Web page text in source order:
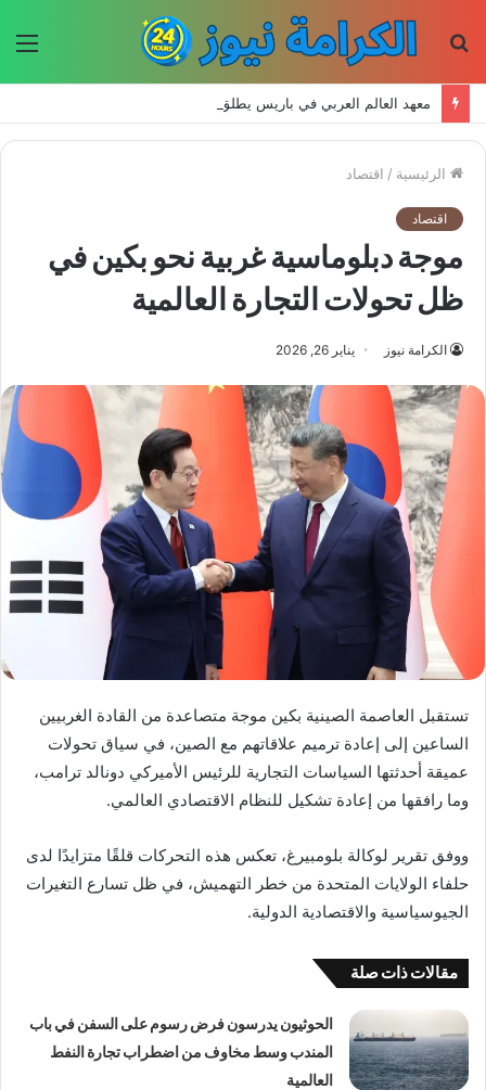
الرئيسية / اقتصاد
اقتصاد
موجة دبلوماسية غربية نحو بكين في
ظل تحولات التجارة العالمية
الكرامة نيوز يناير 26, 2026
تستقبل العاصمة الصينية بكين موجة متصاعدة من القادة الغربيين
الساعين إلى إعادة ترميم علاقاتهم مع الصين، في سياق تحولات
عميقة أحدثتها السياسات التجارية للرئيس الأميركي دونالد ترامب،
وما رافقها من إعادة تشكيل للنظام الاقتصادي العالمي.
ووفق تقرير لوكالة بلومبيرغ، تعكس هذه التحركات قلقًا متزايدًا لدى
حلفاء الولايات المتحدة من خطر التهميش، في ظل تسارع التغيرات
الجيوسياسية والاقتصادية الدولية.
مقالات ذات صلة
الحوثيون يدرسون فرض رسوم على السفن في باب
المندب وسط مخاوف من اضطراب تجارة النفط
العالمية